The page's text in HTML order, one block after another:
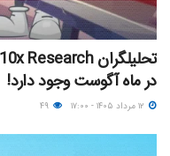
در ماه آگوست وجود دارد!